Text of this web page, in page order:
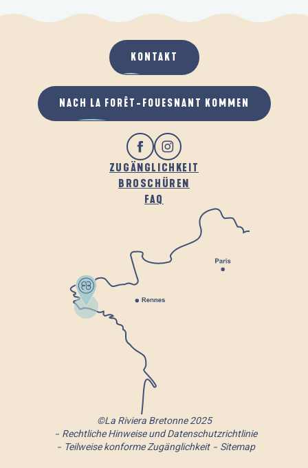
ZUGÄNGLICHKEIT
BROSCHÜREN
FAQ
KONTAKT
NACH LA FORÊT-FOUESNANT KOMMEN
©La Riviera Bretonne 2025
Rechtliche Hinweise und Datenschutzrichtlinie
Teilweise konforme Zugänglichkeit
Sitemap